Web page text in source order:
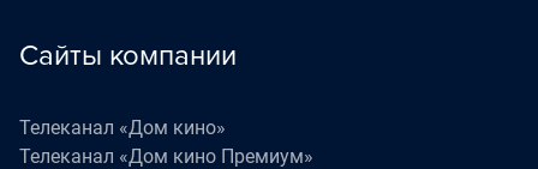
Сайты компании
Телеканал «Дом кино»
Телеканал «Дом кино Премиум»